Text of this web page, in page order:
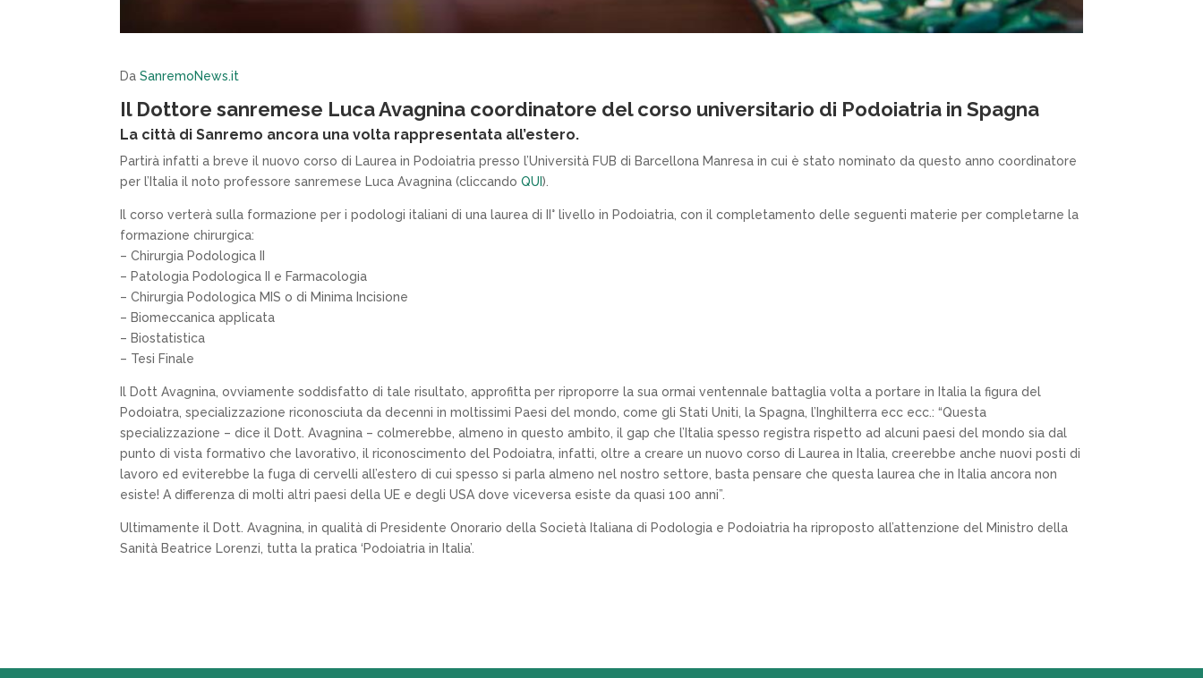
DaSanremoNews.it
Il Dottore sanremese Luca Avagnina coordinatore del corso universitario di Podoiatria in Spagna
La città di Sanremo ancora una volta rappresentata all’estero.
Partirà infatti a breve il nuovo corso di Laurea in Podoiatria presso l’Università FUB di Barcellona Manresa in cui è stato nominato da questo anno coordinatore
per l’Italia il noto professore sanremese Luca Avagnina (cliccandoQUI).
Il corso verterà sulla formazione per i podologi italiani di una laurea di II° livello in Podoiatria, con il completamento delle seguenti materie per completarne la
formazione chirurgica:
– Chirurgia Podologica II
– Patologia Podologica II e Farmacologia
– Chirurgia Podologica MIS o di Minima Incisione
– Biomeccanica applicata
– Biostatistica
– Tesi Finale
Il Dott Avagnina, ovviamente soddisfatto di tale risultato, approfitta per riproporre la sua ormai ventennale battaglia volta a portare in Italia la figura del
Podoiatra, specializzazione riconosciuta da decenni in moltissimi Paesi del mondo, come gli Stati Uniti, la Spagna, l’Inghilterra ecc ecc.: “Questa
specializzazione – dice il Dott. Avagnina – colmerebbe, almeno in questo ambito, il gap che l’Italia spesso registra rispetto ad alcuni paesi del mondo sia dal
punto di vista formativo che lavorativo, il riconoscimento del Podoiatra, infatti, oltre a creare un nuovo corso di Laurea in Italia, creerebbe anche nuovi posti di
lavoro ed eviterebbe la fuga di cervelli all’estero di cui spesso si parla almeno nel nostro settore, basta pensare che questa laurea che in Italia ancora non
esiste! A differenza di molti altri paesi della UE e degli USA dove viceversa esiste da quasi 100 anni”.
Ultimamente il Dott. Avagnina, in qualità di Presidente Onorario della Società Italiana di Podologia e Podoiatria ha riproposto all’attenzione del Ministro della
Sanità Beatrice Lorenzi, tutta la pratica ‘Podoiatria in Italia’.